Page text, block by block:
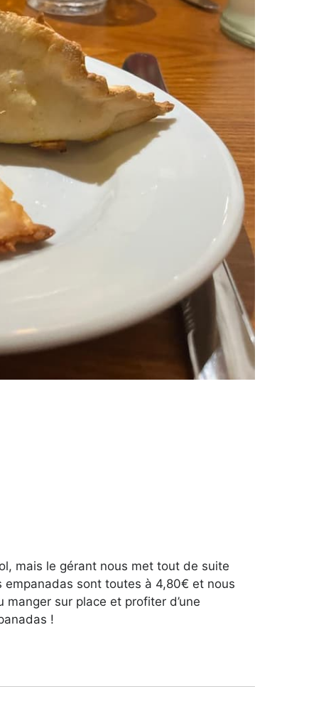
mais le gérant nous met tout de suite
empanadas sont toutes à 4,80€ et nous
sur place et profiter d’une
!